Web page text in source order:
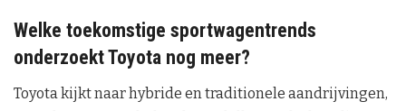
Welke toekomstige sportwagentrends
onderzoekt Toyota nog meer?
Toyota kijkt naar hybride en traditionele aandrijvingen,